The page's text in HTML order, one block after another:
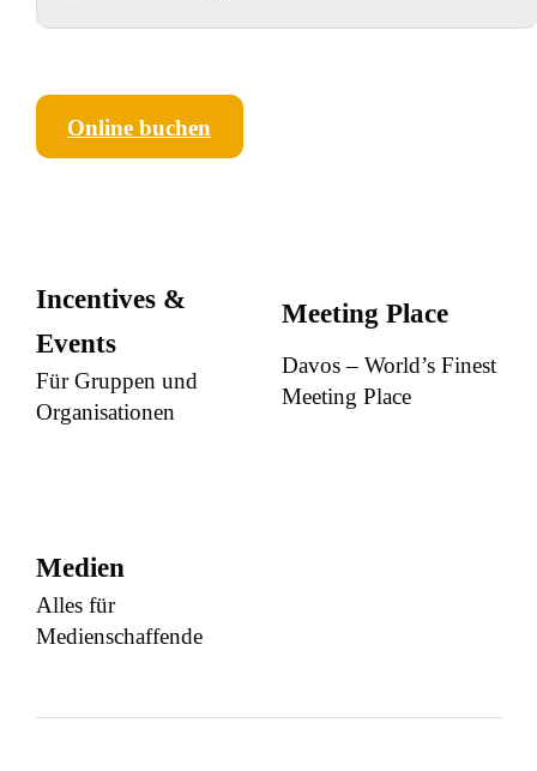
Online buchen
Incentives &
Events
Für Gruppen und
Organisationen
Meeting Place
Davos – World’s Finest
Meeting Place
Medien
Alles für
Medienschaffende